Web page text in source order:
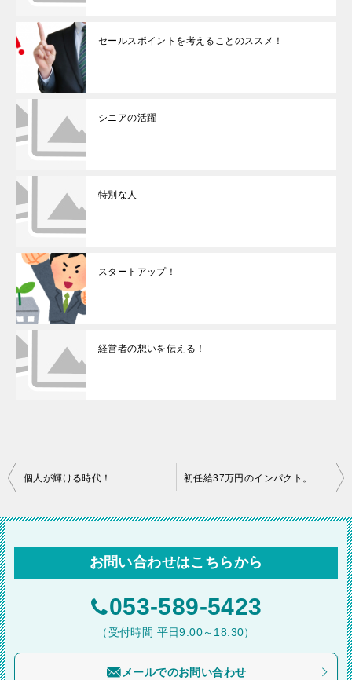
セールスポイントを考えることのススメ！
シニアの活躍
特別な人
スタートアップ！
経営者の想いを伝える！
投
ナ
ビ
ゲ
ョ
個人が輝ける時代！ 初任給37万円のインパクト。「固定費」を上げる会社の覚悟とは
お問い合わせはこちらから
053-589-5423
（受付時間 平日9:00～18:30）
メールでのお問い合わせ